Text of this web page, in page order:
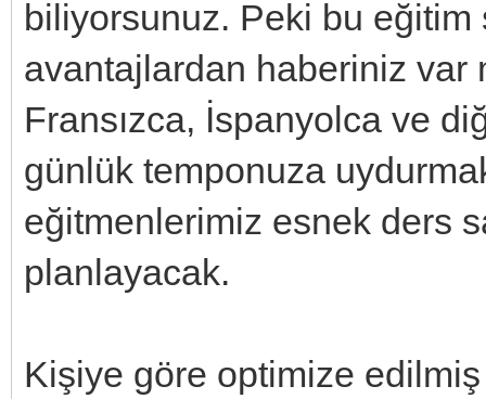
biliyorsunuz. Peki bu eğitim
avantajlardan haberiniz var
Fransızca, İspanyolca ve
günlük temponuza
eğitmenlerimiz esnek ders
planlayacak.
Kişiye göre optimize